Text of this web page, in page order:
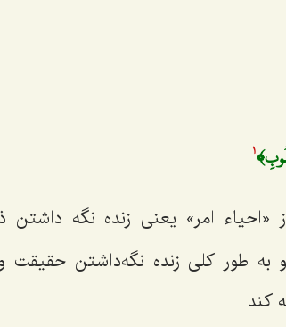
1
«احیاء امر» یعنی زنده نگه داشتن
و به طور کلی زنده نگه‌داشتن
کند